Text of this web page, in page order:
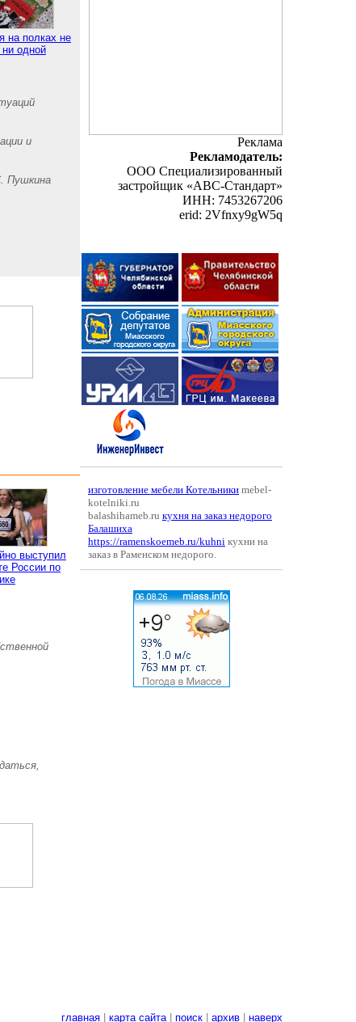
на полках не
ни одной
и
Пушкина
выступил
России по
Реклама
Рекламодатель:
ООО Специализированный
застройщик «АВС-Стандарт»
ИНН: 7453267206
erid: 2Vfnxy9gW5q
изготовление мебели Котельники mebel-
kotelniki.ru
balashihameb.ru кухня на заказ недорого
Балашиха
https://ramenskoemeb.ru/kuhni кухни на
заказ в Раменском недорого.
главная карта сайта| поиск архив наверх